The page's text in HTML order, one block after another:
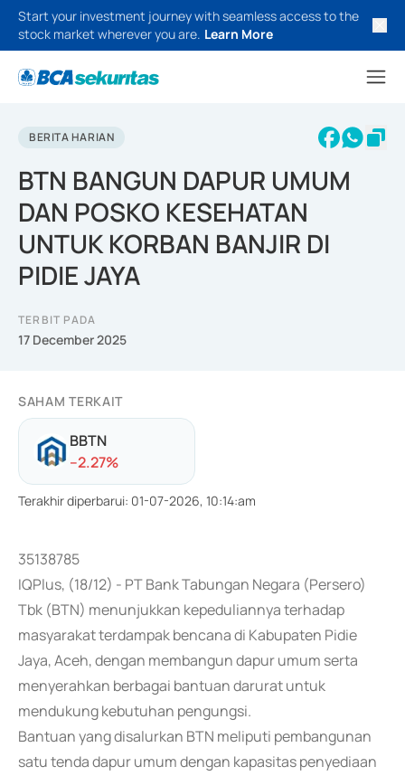
Start your investment journey with seamless access to the
stock market wherever you are. Learn More
BERITA HARIAN
BTN BANGUN DAPUR UMUM
DAN POSKO KESEHATAN
UNTUK KORBAN BANJIR DI
PIDIE JAYA
TERBIT PADA
17 December 2025
SAHAM TERKAIT
BBTN
--2.27%
Terakhir diperbarui: 01-07-2026, 10:14:am
35138785
IQPlus, (18/12) - PT Bank Tabungan Negara (Persero)
Tbk (BTN) menunjukkan kepeduliannya terhadap
masyarakat terdampak bencana di Kabupaten Pidie
Jaya, Aceh, dengan membangun dapur umum serta
menyerahkan berbagai bantuan darurat untuk
mendukung kebutuhan pengungsi.
Bantuan yang disalurkan BTN meliputi pembangunan
satu tenda dapur umum dengan kapasitas penyediaan